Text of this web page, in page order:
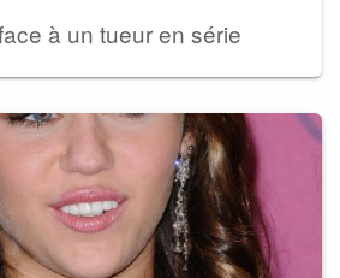
à un tueur en série